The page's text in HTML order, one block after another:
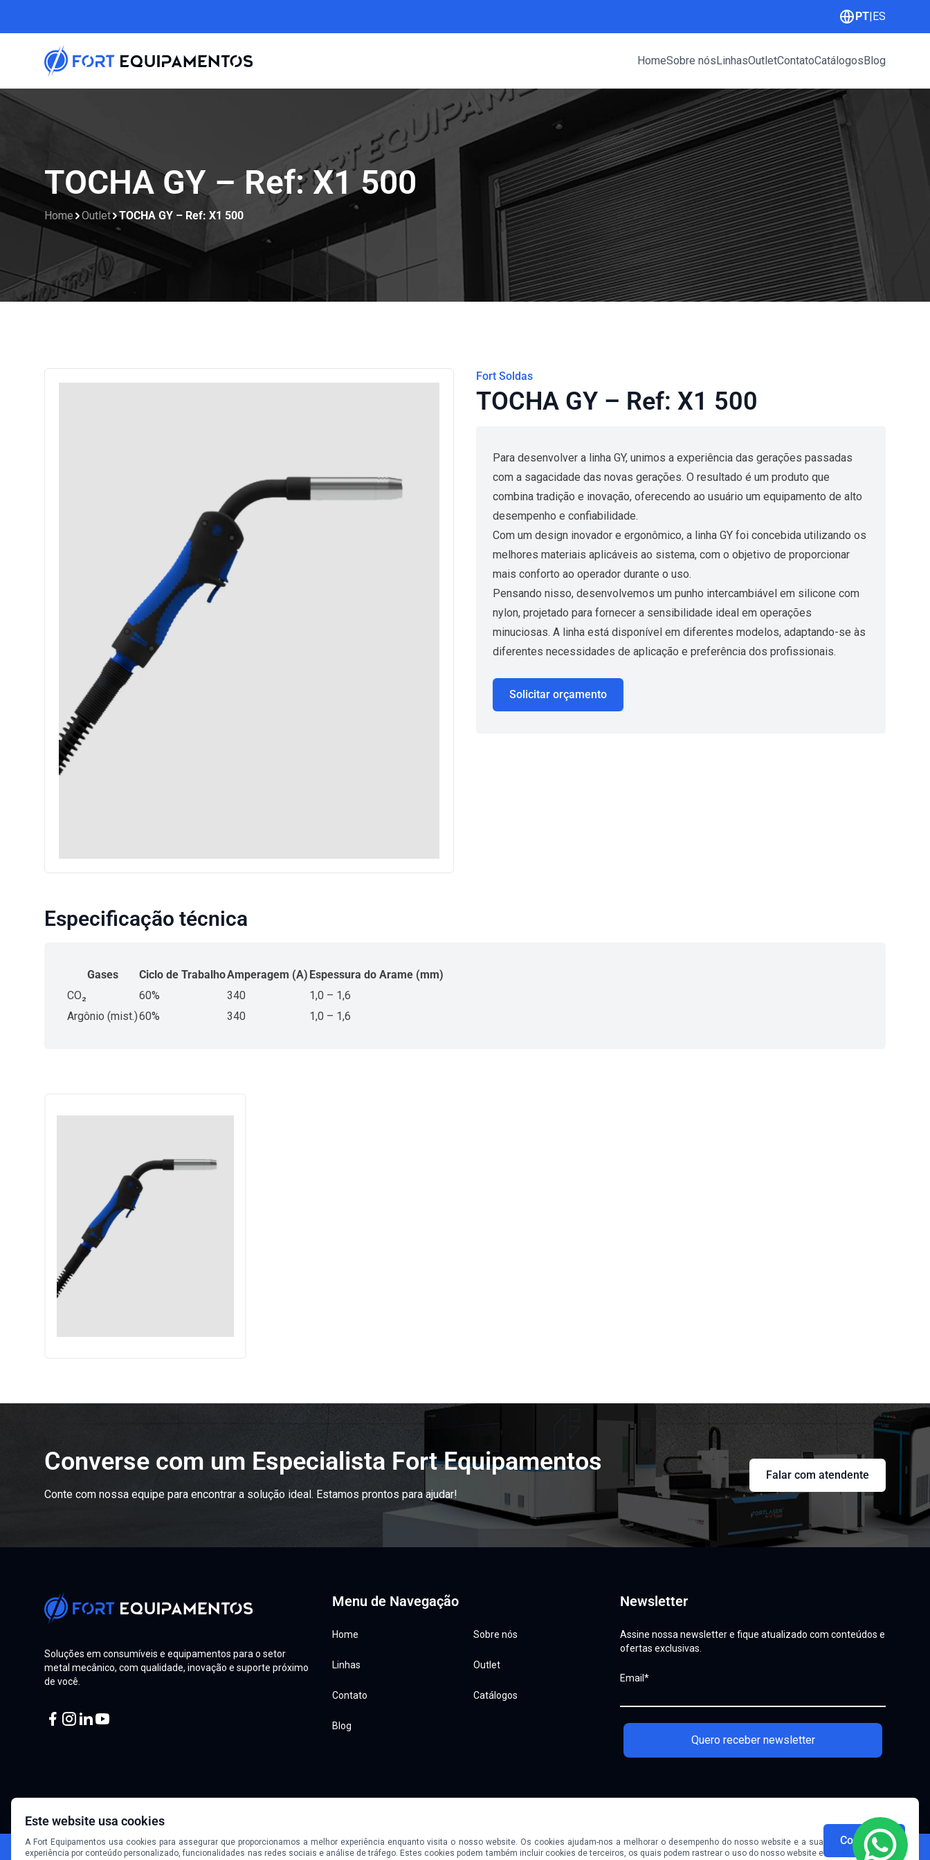
PT|ES
HomeSobre nósLinhasOutletContatoCatálogosBlog
Este website usa cookies
A Fort Equipamentos usa cookies para assegurar que proporcionamos a melhor experiência enquanto visita o nosso website. Os cookies ajudam-nos a melhorar o desempenho do nosso website e a sua
experiência por conteúdo personalizado, funcionalidades nas redes sociais e análise de tráfego. Estes cookies podem também incluir cookies de terceiros, os quais podem rastrear o uso do nosso website e
Continuar
TOCHA GY – Ref: X1 500
Home Outlet TOCHA GY – Ref: X1 500
Fort Soldas
TOCHA GY – Ref: X1 500
Para desenvolver a linha GY, unimos a experiência das gerações passadas
com a sagacidade das novas gerações. O resultado é um produto que
combina tradição e inovação, oferecendo ao usuário um equipamento de alto
desempenho e confiabilidade.
Com um design inovador e ergonômico, a linha GY foi concebida utilizando os
melhores materiais aplicáveis ao sistema, com o objetivo de proporcionar
mais conforto ao operador durante o uso.
Pensando nisso, desenvolvemos um punho intercambiável em silicone com
nylon, projetado para fornecer a sensibilidade ideal em operações
minuciosas. A linha está disponível em diferentes modelos, adaptando-se às
diferentes necessidades de aplicação e preferência dos profissionais.
Solicitar orçamento
Especificação técnica
Gases Ciclo de TrabalhoAmperagem (A) Espessura do Arame (mm)
CO₂
60% 340
1,0 – 1,6
Argônio (mist.)60% 340 1,0 – 1,6
Converse com um Especialista Fort Equipamentos
Conte com nossa equipe para encontrar a solução ideal. Estamos prontos para ajudar!
Falar com atendente
Soluções em consumíveis e equipamentos para o setor
metal mecânico, com qualidade, inovação e suporte próximo
de você.
Menu de Navegação
Home Sobre nós
Linhas Outlet
Contato Catálogos
Blog
Newsletter
Assine nossa newsletter e fique atualizado com conteúdos e
ofertas exclusivas.
Email*
Quero receber newsletter
© 2026 Fort Equipamentos. Todos os direitos reservados.